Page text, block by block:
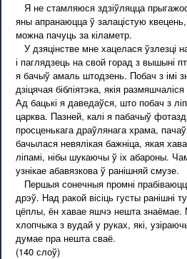
Я не стамляюся здзіўляцца
яны апранаюцца ў залацістую
можна пачуць за кіламетр.
У дзяцінстве мне хацелася ўзлезці
і паглядзець на свой горад з вышыні
я бачыў амаль штодзень. Побач з імі
дзіцячая бібліятэка, якія
Ад бацькі я даведаўся, што побач з
царква. Пазней, калі я пабачыў
просценькага драўлянага храма,
бачылася невялікая бажніца, якая
ліпамі, нібы шукаючы ў іх абароны.
узнікае абавязкова ў ранішняй смузе.
Першыя сонечныя промні
дрэў. Над ракой вісіць густы ранішні
цёплы, ён хавае яшчэ нешта знаёмае.
хлопчыка з вудай у руках, які,
думае пра нешта сваё.
(140 слоў)